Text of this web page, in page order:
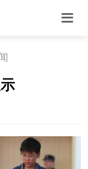
湾区